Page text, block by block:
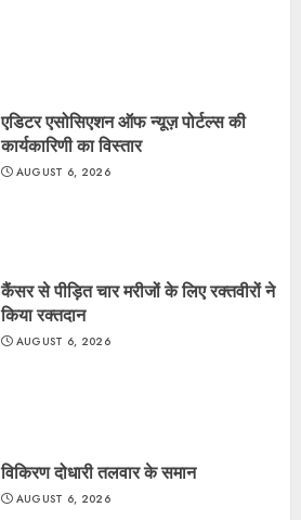
एडिटर एसोसिएशन ऑफ न्यूज़ पोर्टल्स की
कार्यकारिणी का विस्तार
AUGUST 6, 2026
कैंसर से पीड़ित चार मरीजों के लिए रक्तवीरों ने
किया रक्तदान
AUGUST 6, 2026
विकिरण दोधारी तलवार के समान
AUGUST 6, 2026